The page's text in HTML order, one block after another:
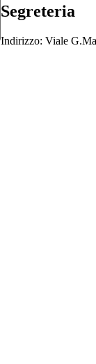
Segreteria
Indirizzo: Viale